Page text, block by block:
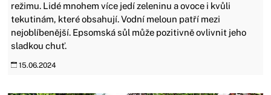
režimu. Lidé mnohem více jedí zeleninu a ovoce i kvůli
tekutinám, které obsahují. Vodní meloun patří mezi
nejoblíbenější. Epsomská sůl může pozitivně ovlivnit jeho
sladkou chuť.
15.06.2024